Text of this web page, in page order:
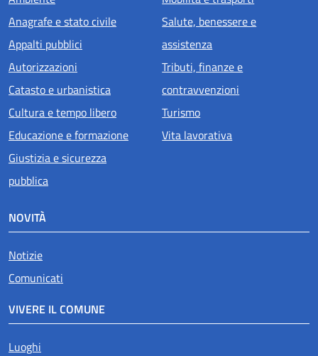
Anagrafe e stato civile
Appalti pubblici
Autorizzazioni
Catasto e urbanistica
Cultura e tempo libero
Educazione e formazione
Giustizia e sicurezza
pubblica
Salute, benessere e
assistenza
Tributi, finanze e
contravvenzioni
Turismo
Vita lavorativa
NOVITÀ
Notizie
Comunicati
VIVERE IL COMUNE
Luoghi